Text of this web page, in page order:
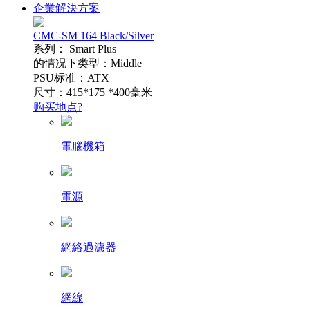
企業解決方案
CMC-SM 164 Black/Silver
系列： Smart Plus
的情况下类型：Middle
PSU标准：ATX
尺寸：415*175 *400毫米
购买地点?
電腦機箱
電源
網絡過濾器
網線